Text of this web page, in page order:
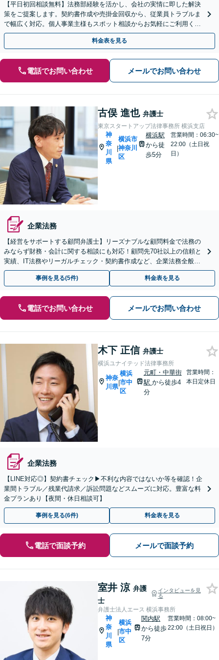
【平日初回相談無料】法務部経験を活かし、会社の実情に即した解決
策をご提案します。契約書作成や売掛金回収から、従業員トラブルま
で幅広く対応。個人事業主様もスポット相談からお気軽にご利用くだ
さい。【Web面談可】
料金表を見る
電話でお問い合わせ メールでお問い合わせ
古俣 進也 弁護士
東京スタートアップ法律事務所 横浜支店
神
奈
川
県
|
横浜市
神奈川
区
横浜駅
から徒
歩5分
営業時間：06:30~
22:00（土日祝
日）
企業法務
【経営をサポートする顧問弁護士】リーズナブルな顧問料金で法務の
みならず財務・会計に関する相談にも対応！顧問先70社以上の信頼と
実績、IT法務やリーガルチェック・契約書作成など、企業法務全般に
ついてお気軽にご相談ください。
事例を見る(5件) 料金表を見る
電話でお問い合わせ メールでお問い合わせ
木下 正信 弁護士
横浜ユナイテッド法律事務所
神奈
川県
|
横浜
市中
区
元町・中華街
駅 から徒歩4
分
営業時間：
本日定休日
企業法務
【LINE対応◎】契約書チェック▶︎不利な内容ではないか等を確認！企
業間トラブル／残業代請求／訴訟問題などスムーズに対応。豊富な料
金プランあり【夜間・休日相談可】
事例を見る(6件) 料金表を見る
電話で面談予約 メールで面談予約
室井 涼 弁護
士
インタビューを見
る
弁護士法人エース 横浜事務所
神
奈
川
県
|
横浜
市中
区
関内駅
から徒歩
7分
営業時間：08:00~
22:00（土日祝日）